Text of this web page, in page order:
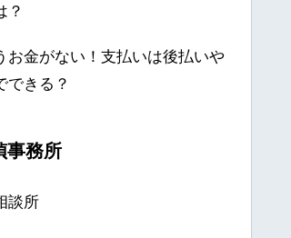
？
お金がない！支払いは後払いや
できる？
事務所
談所